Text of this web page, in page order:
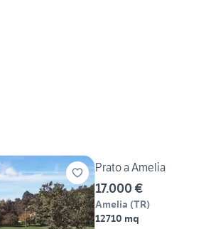
Prato a Amelia
17.000 €
Amelia (TR)
12710 mq